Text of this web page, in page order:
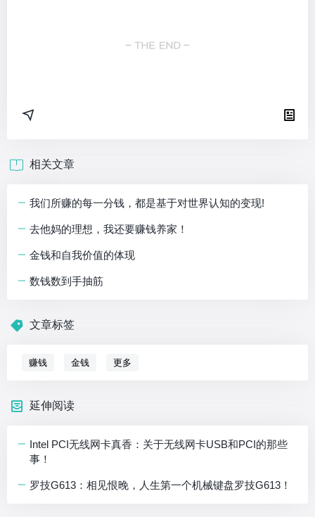
相关文章
我们所赚的每一分钱，都是基于对世界认知的变现!
去他妈的理想，我还要赚钱养家！
金钱和自我价值的体现
数钱数到手抽筋
文章标签
赚钱 金钱 更多
延伸阅读
Intel PCI无线网卡真香：关于无线网卡USB和PCI的那些
事！
罗技G613：相见恨晚，人生第一个机械键盘罗技G613！